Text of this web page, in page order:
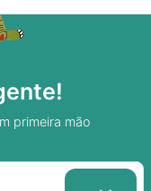
primeira mão